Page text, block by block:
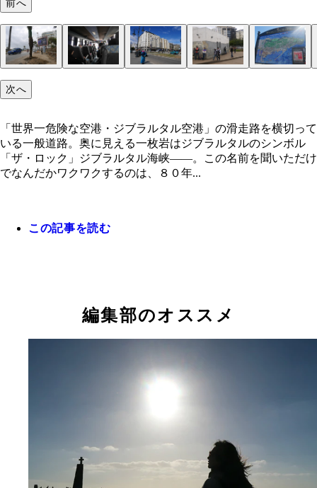
ぜか「ぅ」が小さい
ク
大陸
こかわからない
前へ
次へ
「世界一危険な空港・ジブラルタル空港」の滑走路を横切って
いる一般道路。奥に見える一枚岩はジブラルタルのシンボル
「ザ・ロック」ジブラルタル海峡――。この名前を聞いただけ
でなんだかワクワクするのは、８０年...
この記事を読む
編集部のオススメ